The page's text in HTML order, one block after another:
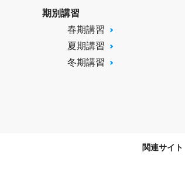
期別講習
春期講習
夏期講習
冬期講習
関連サイト